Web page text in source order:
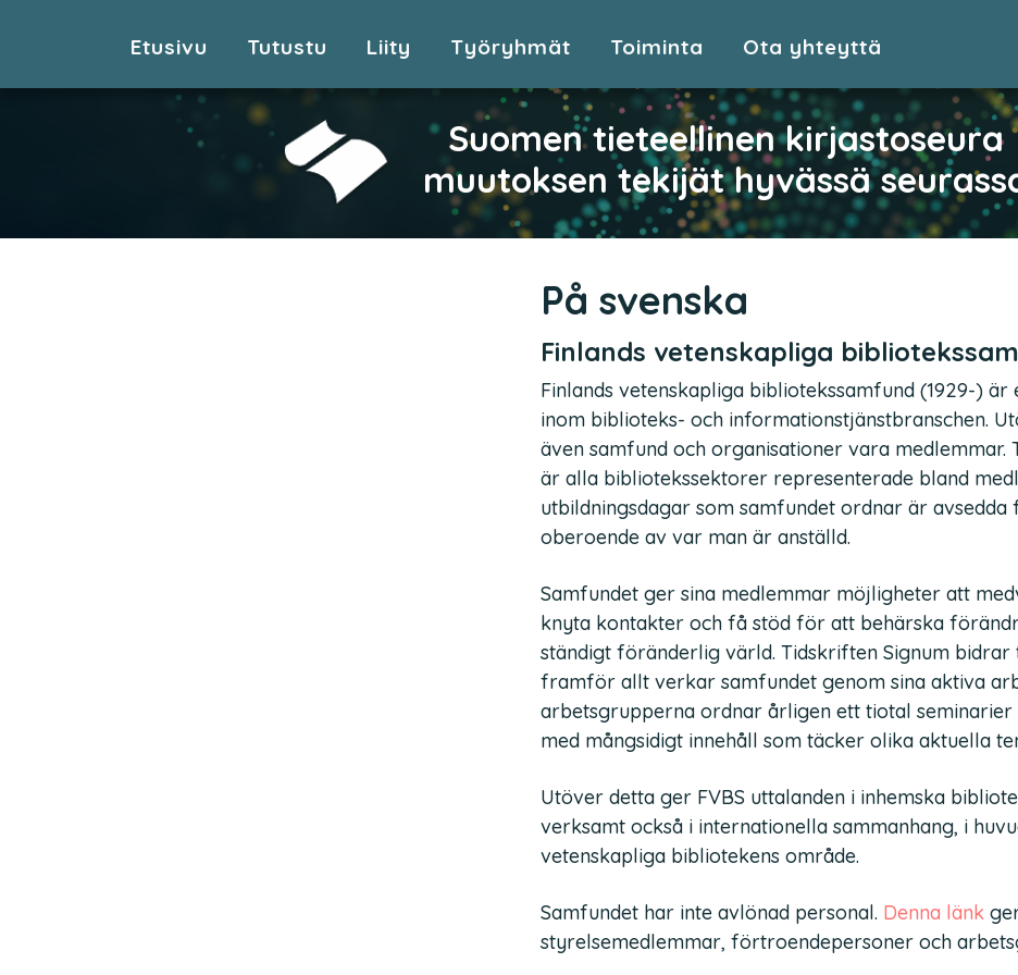
Etusivu Tutustu Liity Työryhmät Toiminta Ota yhteyttä
Suomen tieteellinen kirjastoseura
muutoksen tekijät hyvässä
På svenska
Finlands vetenskapliga
Finlands vetenskapliga bibliotekssamfund (1929-)
inom biblioteks- och informationstjänstbranschen.
även samfund och organisationer vara medlemmar.
är alla bibliotekssektorer representerade bland
utbildningsdagar som samfundet ordnar är avsedda
oberoende av var man är anställd.
Samfundet ger sina medlemmar möjligheter att
knyta kontakter och få stöd för att behärska
ständigt föränderlig värld. Tidskriften Signum
framför allt verkar samfundet genom sina aktiva
arbetsgrupperna ordnar årligen ett tiotal
med mångsidigt innehåll som täcker olika aktuella
Utöver detta ger FVBS uttalanden i inhemska
verksamt också i internationella sammanhang, i
vetenskapliga bibliotekens område.
Samfundet har inte avlönad personal. Denna länk
styrelsemedlemmar, förtroendepersoner och